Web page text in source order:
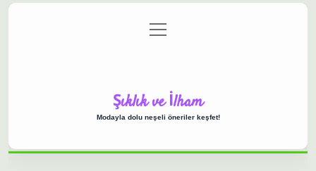
Gizlilik Politikası
menüyü
aç
Şıklık ve İlham
Modayla dolu neşeli öneriler keşfet!